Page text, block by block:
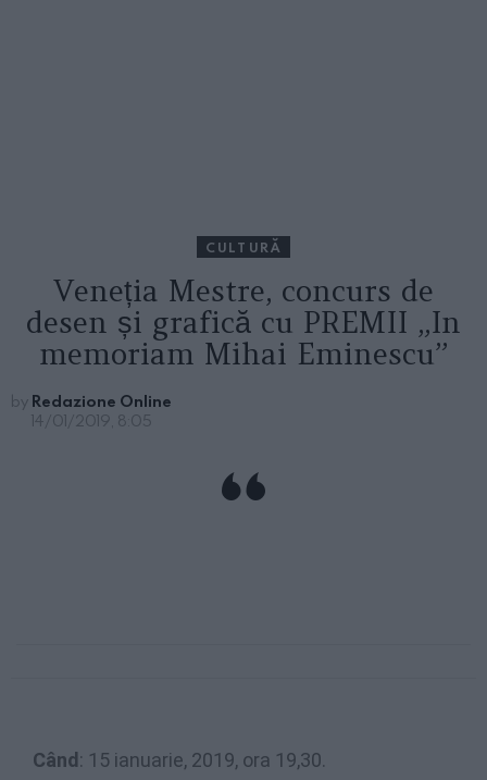
CULTURĂ
Veneția Mestre, concurs de
desen și grafică cu PREMII „In
memoriam Mihai Eminescu”
by Redazione Online
14/01/2019, 8:05
Când : 15 ianuarie, 2019, ora 19,30.